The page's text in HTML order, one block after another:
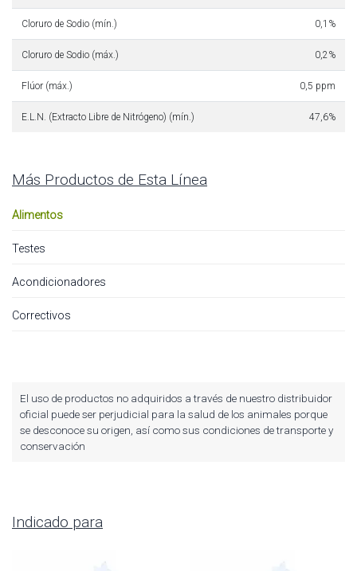
Cloruro de Sodio (mín.) 0,1%
Cloruro de Sodio (máx.) 0,2%
Flúor (máx.) 0,5 ppm
E.L.N. (Extracto Libre de Nitrógeno) (mín.) 47,6%
Más Productos de Esta Línea
Alimentos
Testes
Acondicionadores
Correctivos
El uso de productos no adquiridos a través de nuestro distribuidor
oficial puede ser perjudicial para la salud de los animales porque
se desconoce su origen, así como sus condiciones de transporte y
conservación
Indicado para